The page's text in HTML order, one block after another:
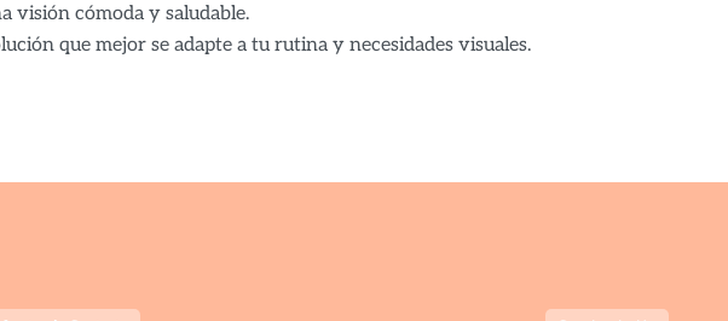
visión cómoda y saludable.
que mejor se adapte a tu rutina y necesidades visuales.